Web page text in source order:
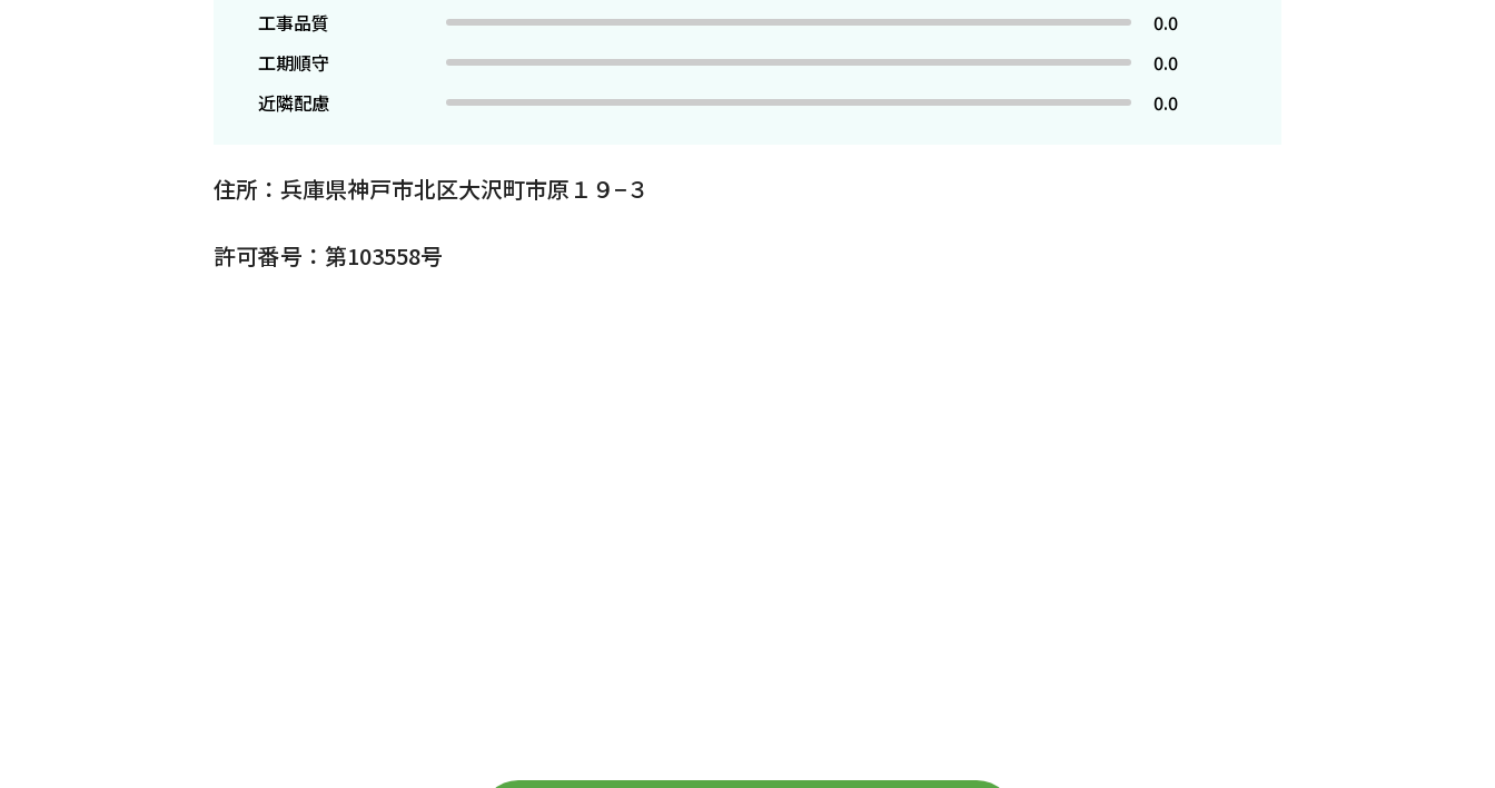
工事品質
0.0
工期順守
0.0
近隣配慮
0.0
住所：兵庫県神戸市北区大沢町市原１９−３
許可番号：第103558号